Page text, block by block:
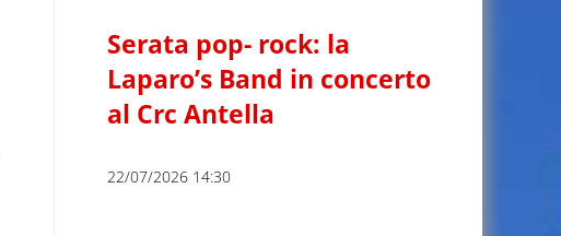
Serata pop- rock: la
Laparo’s Band in concerto
al Crc Antella
22/07/2026 14:30